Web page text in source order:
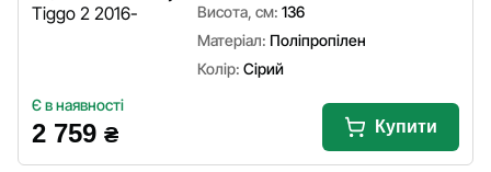
Висота, см: 136
Матеріал: Поліпропілен
Колір: Сірий
Є в наявності
2 759 ₴ Купити